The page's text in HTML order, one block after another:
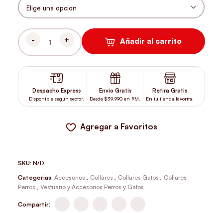
COLLAR CON HUMITA CANTIDAD
Añadir al carrito
Despacho Express
Disponible según sector.
Envío Gratis
Desde $39.990 en RM.
Retira Gratis
En tu tienda favorita.
Agregar a Favoritos
SKU:N/D
Categorías: Accesorios , Collares , Collares Gatos , Collares
Perros , Vestuario y Accesorios Perros y Gatos
Compartir: